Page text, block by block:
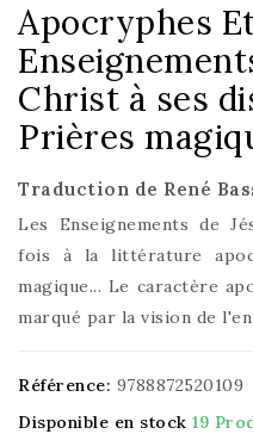
Apocryphes
Christ à ses
Prières
Traduction de René
Les Enseignements de
fois à la littérature
magique... Le caractère
marqué par la vision de
Référence: 9788872520109
Disponible en stock 19